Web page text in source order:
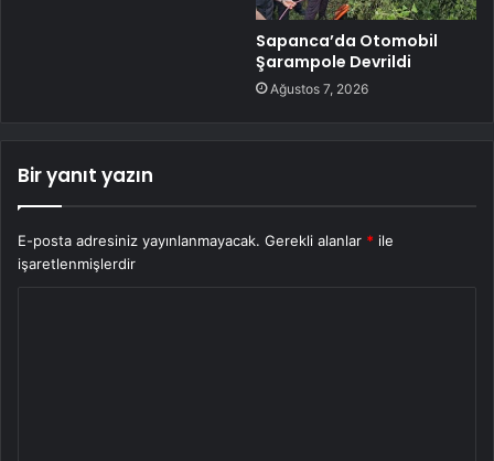
Sapanca’da Otomobil
Şarampole Devrildi
Ağustos 7, 2026
Bir yanıt yazın
E-posta adresiniz yayınlanmayacak. Gerekli alanlar * ile
işaretlenmişlerdir